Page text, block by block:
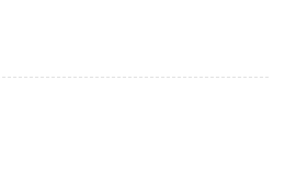
hasta